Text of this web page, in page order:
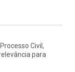
Civil,
para